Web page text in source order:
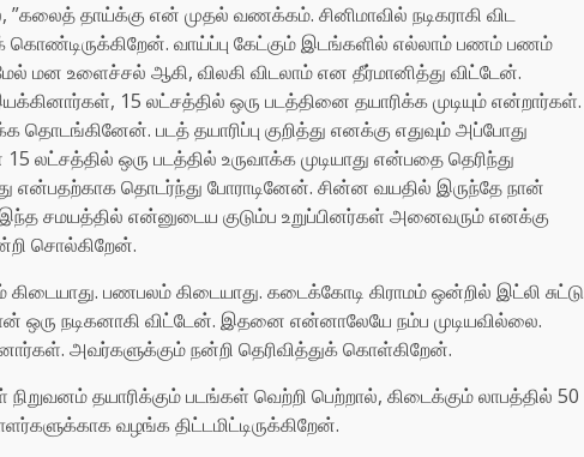
”கலைத் தாய்க்கு என் முதல் வணக்கம். சினிமாவில் நடிகராகி விட
வாய்ப்பு கேட்கும் இடங்களில் எல்லாம் பணம் பணம்
மன உளைச்சல் ஆகி, விலகி விடலாம் என தீர்மானித்து விட்டேன்.
15 லட்சத்தில் ஒரு படத்தினை தயாரிக்க முடியும் என்றார்கள்.
படத் தயாரிப்பு குறித்து எனக்கு எதுவும் அப்போது
லட்சத்தில் ஒரு படத்தில் உருவாக்க முடியாது என்பதை தெரிந்து
தொடர்ந்து போராடினேன். சின்ன வயதில் இருந்தே நான்
சமயத்தில் என்னுடைய குடும்ப உறுப்பினர்கள் அனைவரும் எனக்கு
சொல்கிறேன்.
பணபலம் கிடையாது. கடைக்கோடி கிராமம் ஒன்றில் இட்லி சுட்டு
நடிகனாகி விட்டேன். இதனை என்னாலேயே நம்ப முடியவில்லை.
அவர்களுக்கும் நன்றி தெரிவித்துக் கொள்கிறேன்.
தயாரிக்கும் படங்கள் வெற்றி பெற்றால், கிடைக்கும் லாபத்தில் 50
வழங்க திட்டமிட்டிருக்கிறேன்.